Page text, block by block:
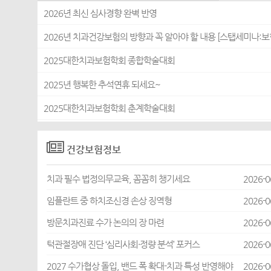
2026년 최신 심사경향 완벽 반영
2026년 치과건강보험의 방향과 꼭 알아야 할 내용 [스탭세미나:
2025대한치과보험학회 종합학술대회
2025년 행복한 추석연휴 되세요~
2025대한치과보험학회 춘계학술대회
건강보험정보
치과 필수 법정의무교육, 꼼꼼히 챙기세요 2026-
임플란트 중 하치조신경 손상 징역형 2026-
방문치과진료 수가 논의의 장 마련 2026-
턱관절장애 진단 ‘심리사회·정량 분석’ 포커스 2026-
2027 수가협상 돌입, 밴드 폭 확대-치과 특성 반영해야 2026-